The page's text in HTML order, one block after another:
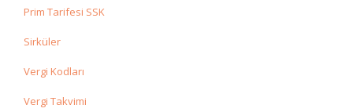
Prim Tarifesi SSK
Sirküler
Vergi Kodları
Vergi Takvimi